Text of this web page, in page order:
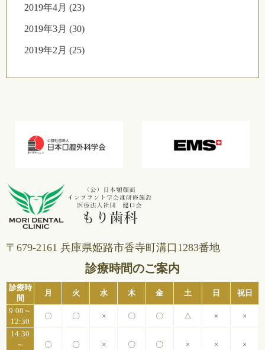
2019年4月 (23)
2019年3月 (30)
2019年2月 (25)
〒679-2161 兵庫県姫路市⾹寺町溝⼝1283番地
診療時間のご案内
診療時
間
月 火 水 木 金 土 日
祝日
9:00～
12:30
〇 〇 × 〇 〇 △ ×
×
14:30
～
〇 〇 × 〇 〇 × × ×